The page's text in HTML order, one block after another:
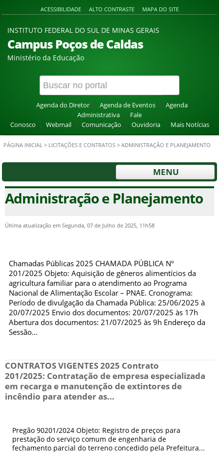
ACESSIBILIDADE ALTO CONTRASTE MAPA DO SITE
INSTITUTO FEDERAL DO SUL DE MINAS GERAIS
Campus Poços de Caldas
Ministério da Educação
Agenda do Diretor Agenda de Eventos
Agenda
Administrativa
Fale
Conosco
Webmail Comunicação Ouvidoria Mais Notícias
PÁGINA INICIAL > LICITAÇÕES E CONTRATOS > ADMINISTRAÇÃO E PLANEJAMENTO
MENU
Administração e Planejamento
Última atualização em Segunda, 07 de Julho de 2025, 11h58
Chamadas Públicas 2025 CHAMADA PÚBLICA Nº
201/2025 Objeto: Aquisição de gêneros alimentícios da
agricultura familiar para o atendimento ao Programa
Nacional de Alimentação Escolar – PNAE. Cronograma:
Período de divulgação da Chamada Pública: 25/06/2025 à
20/07/2025 Envio dos documentos: 20/07/2025 às 17h
Abertura dos documentos: 21/07/2025 às 9h Endereço da
Sessão...
CONTRATOS VIGENTES 2025 Contrato
201/2025: Contratação de empresa especializada
em recarga e manutenção de extintores de
incêndio para atender as...
Pregão 90201/2024 Objeto: Registro de preços para
prestação do serviço comum de engenharia de
fechamento parcial do terreno concedido pela Prefeitura...